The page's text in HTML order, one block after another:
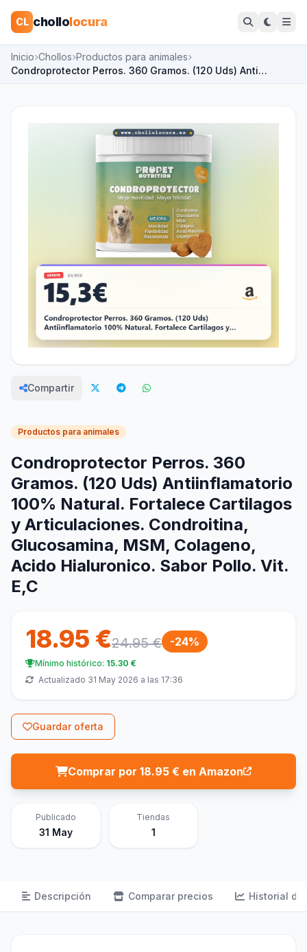
CL chollolocura
Inicio Chollos Productos para animales
Condroprotector Perros. 360 Gramos. (120 Uds) Anti…
Compartir
Productos para animales
Condroprotector Perros. 360
Gramos. (120 Uds) Antiinflamatorio
100% Natural. Fortalece Cartilagos
y Articulaciones. Condroitina,
Glucosamina, MSM, Colageno,
Acido Hialuronico. Sabor Pollo. Vit.
E,C
18.95 €24.95 € -24%
Mínimo histórico: 15.30 €
Actualizado 31 May 2026 a las 17:36
Guardar oferta
Comprar por 18.95 € en Amazon
Publicado
31 May
Tiendas
1
Descripción Comparar precios Historial de